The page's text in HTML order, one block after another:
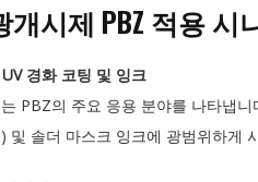
개시제 PBZ 적용 시
UV 경화 코팅 및 잉크
PBZ의 주요 응용 분야를 나타냅
및 솔더 마스크 잉크에 광범위하게